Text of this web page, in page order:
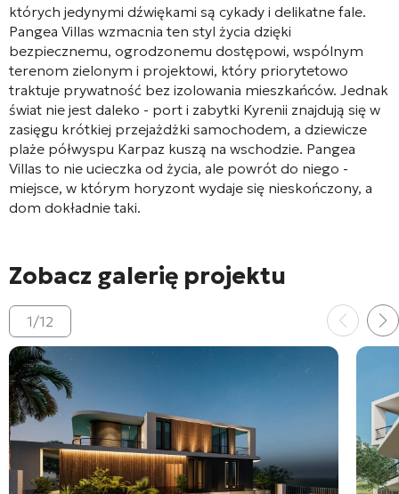
których jedynymi dźwiękami są cykady i delikatne fale.
Pangea Villas wzmacnia ten styl życia dzięki
bezpiecznemu, ogrodzonemu dostępowi, wspólnym
terenom zielonym i projektowi, który priorytetowo
traktuje prywatność bez izolowania mieszkańców. Jednak
świat nie jest daleko - port i zabytki Kyrenii znajdują się w
zasięgu krótkiej przejażdżki samochodem, a dziewicze
plaże półwyspu Karpaz kuszą na wschodzie. Pangea
Villas to nie ucieczka od życia, ale powrót do niego -
miejsce, w którym horyzont wydaje się nieskończony, a
dom dokładnie taki.
Zobacz galerię projektu
1/12